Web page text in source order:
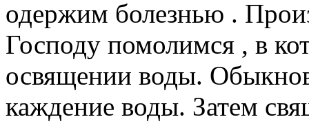
одержим болезнью .
Господу помолимся , в
освящении воды.
каждение воды. Затем